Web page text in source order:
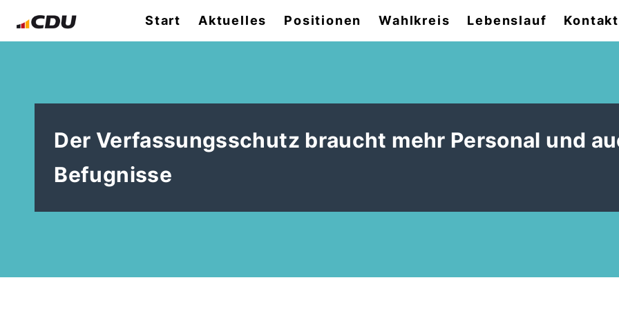
Start Aktuelles Positionen Wahlkreis Lebenslauf Kontakt
Der Verfassungsschutz braucht mehr Personal und
Befugnisse